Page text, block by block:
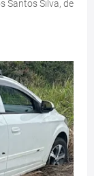
Santos Silva, de